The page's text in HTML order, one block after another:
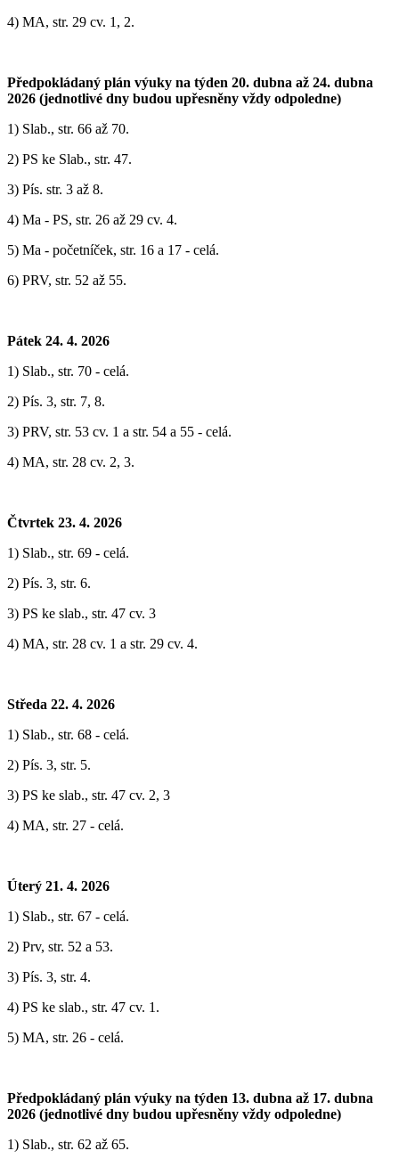
4) MA, str. 29 cv. 1, 2.
Předpokládaný plán výuky na týden 20. dubna až 24. dubna
2026 (jednotlivé dny budou upřesněny vždy odpoledne)
1) ‎Slab., str. 66 až 70.
2) PS ke Slab., str. 47.
3) Pís. str. 3 až 8.
4) Ma - PS, str. 26 až 29 cv. 4.
5) Ma - početníček, str. 16 a 17 - celá.
6) PRV, str. 52 až 55.
Pátek 24. 4. 2026
1) Slab., str. 70 - celá.
2) Pís. 3, str. 7, 8.
3) PRV, str. 53 cv. 1 a str. 54 a 55 - celá.
4) MA, str. 28 cv. 2, 3.
Čtvrtek 23. 4. 2026
1) Slab., str. 69 - celá.
2) Pís. 3, str. 6.
3) PS ke slab., str. 47 cv. 3
4) MA, str. 28 cv. 1 a str. 29 cv. 4.
Středa 22. 4. 2026
1) Slab., str. 68 - celá.
2) Pís. 3, str. 5.
3) PS ke slab., str. 47 cv. 2, 3
4) MA, str. 27 - celá.
Úterý 21. 4. 2026
1) Slab., str. 67 - celá.
2) Prv, str. 52 a 53.
3) Pís. 3, str. 4.
4) PS ke slab., str. 47 cv. 1.
5) MA, str. 26 - celá.
Předpokládaný plán výuky na týden 13. dubna až 17. dubna
2026 (jednotlivé dny budou upřesněny vždy odpoledne)
1) ‎Slab., str. 62 až 65.